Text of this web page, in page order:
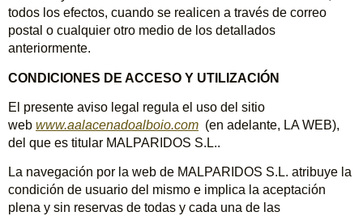
todos los efectos, cuando se realicen a través de correo
postal o cualquier otro medio de los detallados
anteriormente.
CONDICIONES DE ACCESO Y UTILIZACIÓN
El presente aviso legal regula el uso del sitio
web www.aalacenadoalboio.com (en adelante, LA WEB),
del que es titular MALPARIDOS S.L..
La navegación por la web de MALPARIDOS S.L. atribuye la
condición de usuario del mismo e implica la aceptación
plena y sin reservas de todas y cada una de las